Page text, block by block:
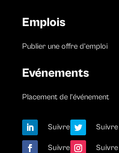
Emplois
Publier une offre d’emploi
Evénements
Placement de l’événement
Suivre Suivre
Suivre Suivre